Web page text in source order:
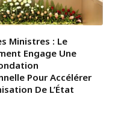
Ministres : Le
Engage Une
Pour Accélérer
De L’État